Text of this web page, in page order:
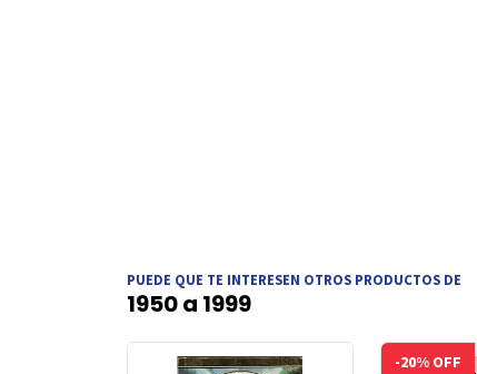
PUEDE QUE TE INTERESEN OTROS PRODUCTOS DE
1950 a 1999
-20% OFF